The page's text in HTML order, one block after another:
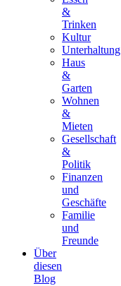
&
Trinken
Kultur
Unterhaltung
Haus
&
Garten
Wohnen
&
Mieten
Gesellschaft
&
Politik
Finanzen
und
Geschäfte
Familie
und
Freunde
Über
diesen
Blog